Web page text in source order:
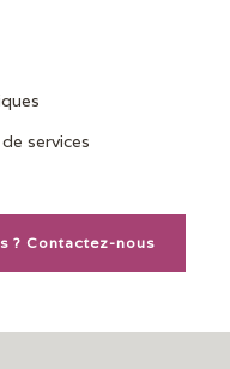
services
? Contactez-nous